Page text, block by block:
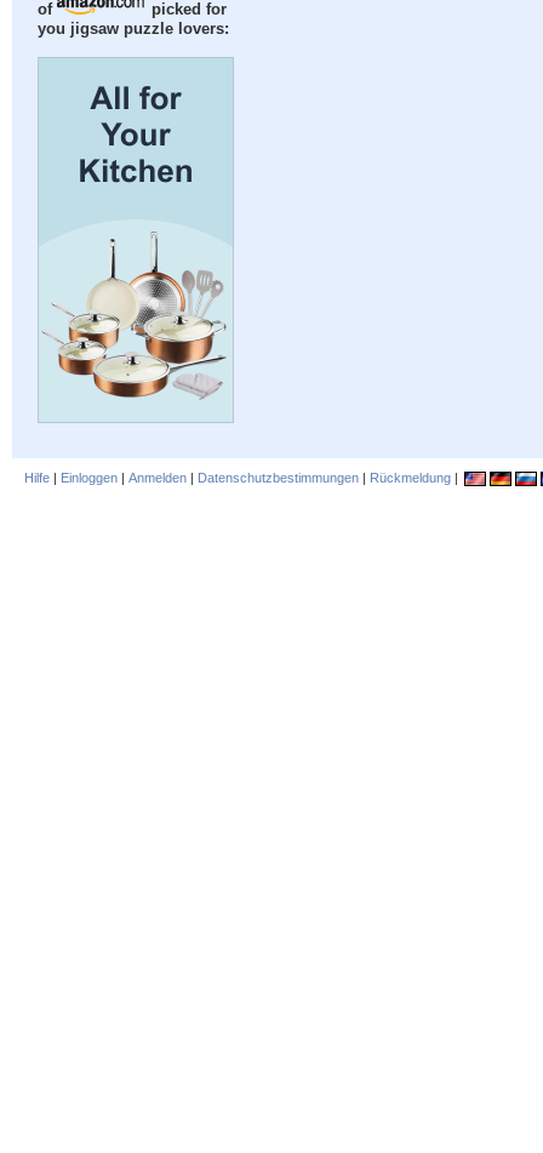
of
picked for
you jigsaw puzzle lovers:
Hilfe | Einloggen | Anmelden | Datenschutzbestimmungen | Rückmeldung |